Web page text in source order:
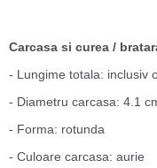
Carcasa si curea /
- Lungime totala: inclusiv
- Diametru carcasa: 4.1
- Forma: rotunda
- Culoare carcasa: aurie